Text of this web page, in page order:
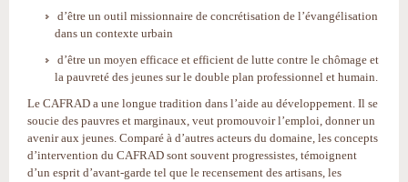
d’être un outil missionnaire de concrétisation de l’évangélisation
dans un contexte urbain
d’être un moyen efficace et efficient de lutte contre le chômage et
la pauvreté des jeunes sur le double plan professionnel et humain.
Le CAFRAD a une longue tradition dans l’aide au développement. Il se
soucie des pauvres et marginaux, veut promouvoir l’emploi, donner un
avenir aux jeunes. Comparé à d’autres acteurs du domaine, les concepts
d’intervention du CAFRAD sont souvent progressistes, témoignent
d’un esprit d’avant-garde tel que le recensement des artisans, les